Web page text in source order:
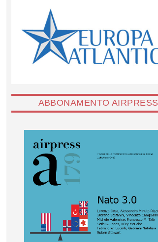
ABBONAMENTO AIRPRESS